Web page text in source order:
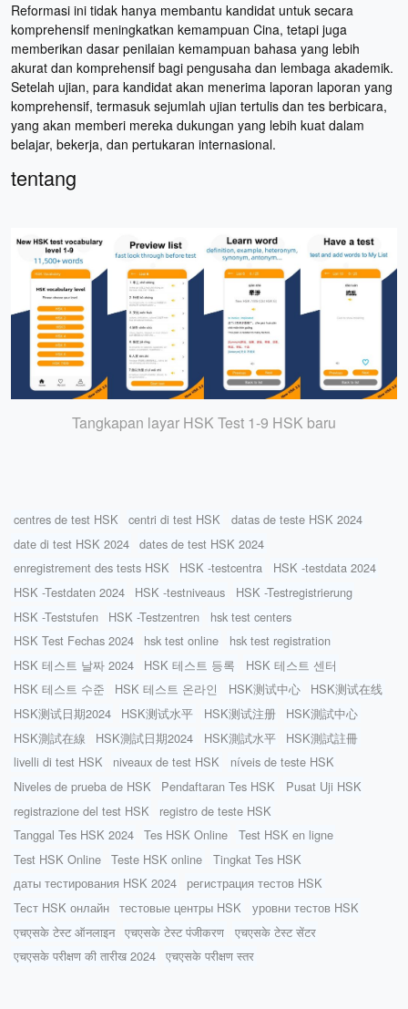
Reformasi ini tidak hanya membantu kandidat untuk secara
komprehensif meningkatkan kemampuan Cina, tetapi juga
memberikan dasar penilaian kemampuan bahasa yang lebih
akurat dan komprehensif bagi pengusaha dan lembaga akademik.
Setelah ujian, para kandidat akan menerima laporan laporan yang
komprehensif, termasuk sejumlah ujian tertulis dan tes berbicara,
yang akan memberi mereka dukungan yang lebih kuat dalam
belajar, bekerja, dan pertukaran internasional.
tentang
Tangkapan layar HSK Test 1-9 HSK baru
centres de test HSK centri di test HSK
datas de teste HSK 2024
date di test HSK 2024
dates de test HSK 2024
enregistrement des tests HSK
HSK -testcentra
HSK -testdata 2024
HSK -Testdaten 2024
HSK -testniveaus
HSK -Testregistrierung
HSK -Teststufen
HSK -Testzentren
hsk test centers
HSK Test Fechas 2024
hsk test online
hsk test registration
HSK 테스트 날짜 2024
HSK 테스트 등록
HSK 테스트 센터
HSK 테스트 수준
HSK 테스트 온라인 HSK测试中心
HSK测试在线
HSK测试日期2024
HSK测试水平 HSK测试注册
HSK測試中心
HSK測試在線
HSK測試日期2024 HSK測試水平
HSK測試註冊
livelli di test HSK
niveaux de test HSK
níveis de teste HSK
Niveles de prueba de HSK
Pendaftaran Tes HSK
Pusat Uji HSK
registrazione del test HSK
registro de teste HSK
Tanggal Tes HSK 2024
Tes HSK Online
Test HSK en ligne
Test HSK Online
Teste HSK online
Tingkat Tes HSK
даты тестирования HSK 2024
регистрация тестов HSK
Тест HSK онлайн
тестовые центры HSK
уровни тестов HSK
एचएसके टेस्ट ऑनलाइन
एचएसके टेस्ट पंजीकरण
एचएसके टेस्ट सेंटर
एचएसके परीक्षण की तारीख 2024
एचएसके परीक्षण स्तर